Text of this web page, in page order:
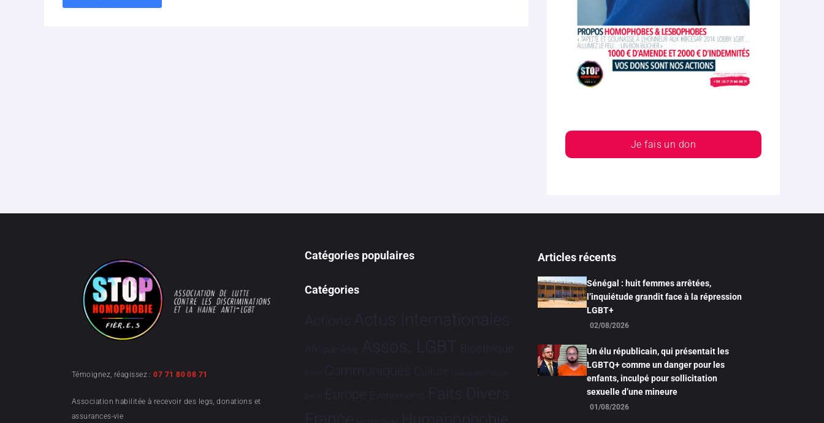
Je fais un don
Témoignez, réagissez :07 71 80 08 71
Association habilitée à recevoir des legs, donations et
assurances-vie
Catégories populaires
Catégories
Actions Actus Internationales
Afrique Asie Assos. LGBT Bioéthique
Brève Communiqués Culture Dialogues France-
Brésil Europe Evénements Faits Divers
Humanophobie
Articles récents
Sénégal : huit femmes arrêtées,
l’inquiétude grandit face à la répression
LGBT+
02/08/2026
Un élu républicain, qui présentait les
LGBTQ+ comme un danger pour les
enfants, inculpé pour sollicitation
sexuelle d’une mineure
01/08/2026